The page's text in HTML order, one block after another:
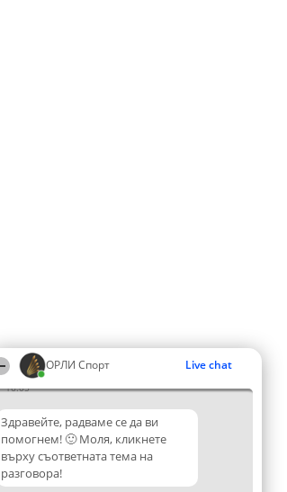
ОРЛИ Спорт Live chat
16:05
Здравейте, радваме се да ви
помогнем! 🙂 Моля, кликнете
върху съответната тема на
разговора!